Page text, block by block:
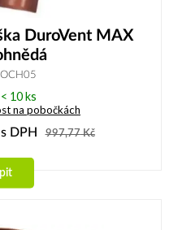
DuroVent MAX
10 ks
na pobočkách
s DPH 997,77Kč